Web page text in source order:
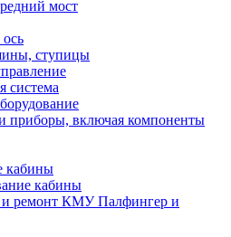
мост
ступицы
система
приборы, включая компоненты
кабины
кабины
ремонт КМУ Палфингер и